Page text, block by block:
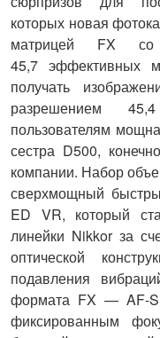
которых новая
матрицей FX со
45,7 эффективных
получать
разрешением
пользователям
сестра D500,
компании. Набор
сверхмощный
ED VR, который
линейки Nikkor за
оптической
подавления
формата FX — AF-S
фиксированным